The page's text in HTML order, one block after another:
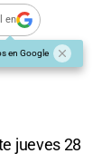
en
en Google
jueves 28